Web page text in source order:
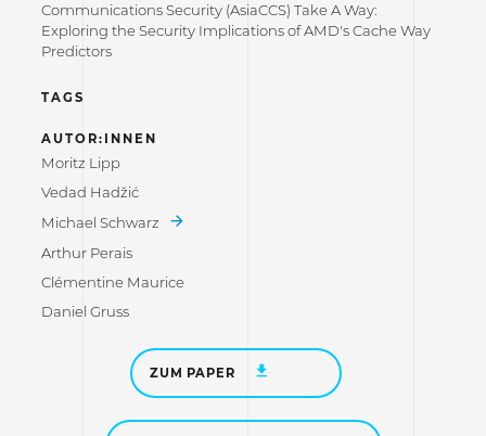
Communications Security (AsiaCCS) Take A Way:
Exploring the Security Implications of AMD's Cache Way
Predictors
TAGS
AUTOR:INNEN
Moritz Lipp
Vedad Hadžić
Michael Schwarz
Arthur Perais
Clémentine Maurice
Daniel Gruss
ZUM PAPER